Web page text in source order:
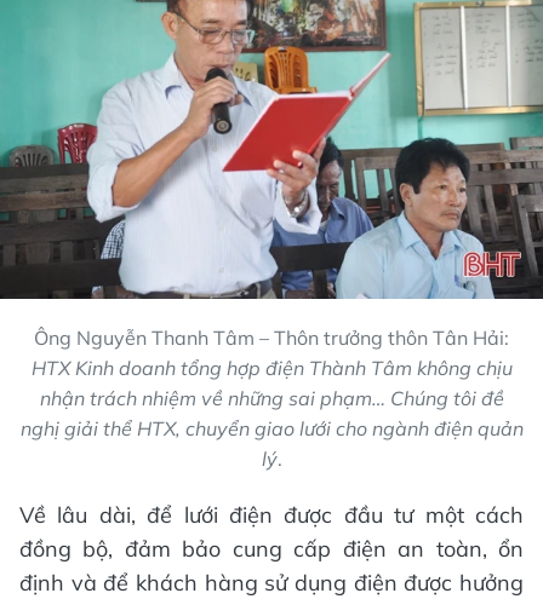
Ông Nguyễn Thanh Tâm – Thôn trưởng thôn Tân Hải:
HTX Kinh doanh tổng hợp điện Thành Tâm không chịu
nhận trách nhiệm về những sai phạm… Chúng tôi đề
nghị giải thể HTX, chuyển giao lưới cho ngành điện quản
lý.
Về lâu dài, để lưới điện được đầu tư một cách
đồng bộ, đảm bảo cung cấp điện an toàn, ổn
định và để khách hàng sử dụng điện được hưởng